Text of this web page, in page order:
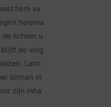
hem va
helema
de lichten u
blijft de volg
Lanc
binnen m
zijn inha